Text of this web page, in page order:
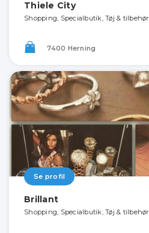
Thiele City
Shopping, Specialbutik, Tøj & tilbehør
7400 Herning
Se profil
Brillant
Shopping, Specialbutik, Tøj & tilbehør